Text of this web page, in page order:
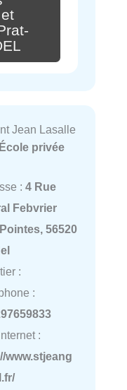
Jean Lasalle
École privée
: 4 Rue
Febvrier
56520
:
:
:
www.stjeang